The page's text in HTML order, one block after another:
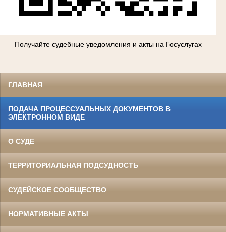
Получайте судебные уведомления и акты на Госуслугах
ГЛАВНАЯ
ПОДАЧА ПРОЦЕССУАЛЬНЫХ ДОКУМЕНТОВ В
ЭЛЕКТРОННОМ ВИДЕ
О СУДЕ
ТЕРРИТОРИАЛЬНАЯ ПОДСУДНОСТЬ
СУДЕЙСКОЕ СООБЩЕСТВО
НОРМАТИВНЫЕ АКТЫ